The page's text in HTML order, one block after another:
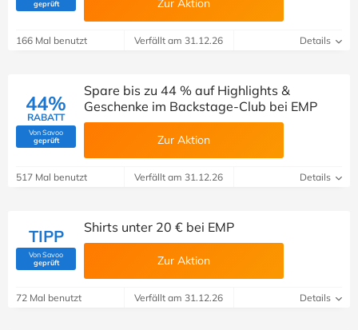
geprüft(Von Savoo geprüft) Zur Aktion
166 Mal benutzt Verfällt am 31.12.26 Details
44%
RABATT
Von Savoo
geprüft(Von Savoo geprüft)
Spare bis zu 44 % auf Highlights &
Geschenke im Backstage-Club bei EMP
Zur Aktion
517 Mal benutzt Verfällt am 31.12.26 Details
TIPP
Von Savoo
geprüft(Von Savoo geprüft)
Shirts unter 20 € bei EMP
Zur Aktion
72 Mal benutzt Verfällt am 31.12.26 Details